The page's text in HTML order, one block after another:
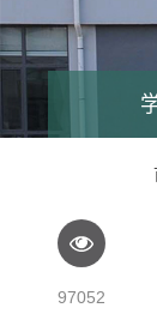
97052